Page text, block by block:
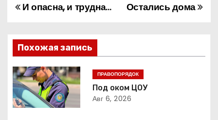
Н
в
и
г
а
Остались дома
И опасна, и трудна…
Похожая запись
ПРАВОПОРЯДОК
Под оком ЦОУ
Авг 6, 2026